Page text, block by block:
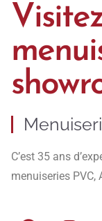
C’est 35 ans
menuiseries PVC,